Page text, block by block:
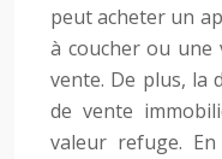
peut acheter un
à coucher ou une
vente. De plus, la
de vente
valeur refuge.